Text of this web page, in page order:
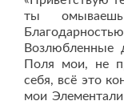
ты
Возлюбленные
Поля мои, не
себя, всё это
мои